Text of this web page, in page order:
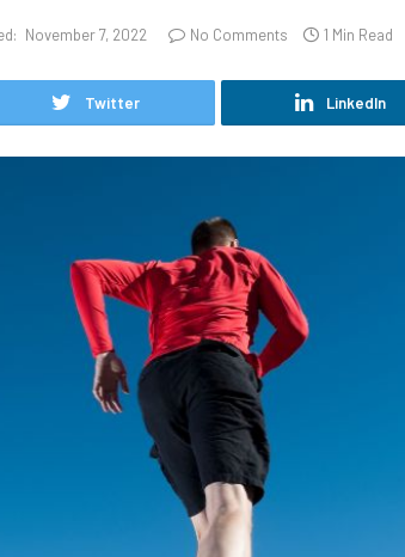
November 7, 2022 No Comments 1 Min Read
Twitter LinkedIn